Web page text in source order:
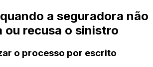
a seguradora não
ou recusa o sinistro
o processo por escrito